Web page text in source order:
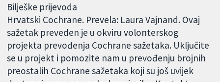
Bilješke prijevoda
Hrvatski Cochrane. Prevela: Laura Vajnand. Ovaj
sažetak preveden je u okviru volonterskog
projekta prevođenja Cochrane sažetaka. Uključite
se u projekt i pomozite nam u prevođenju brojnih
preostalih Cochrane sažetaka koji su još uvijek